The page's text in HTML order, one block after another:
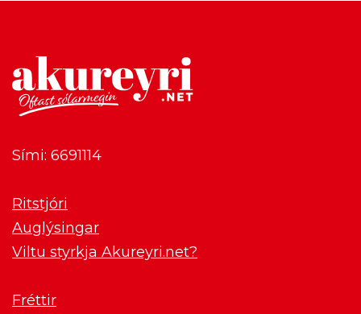
Sími: 6691114
Ritstjóri
Auglýsingar
Viltu styrkja Akureyri.net?
Fréttir